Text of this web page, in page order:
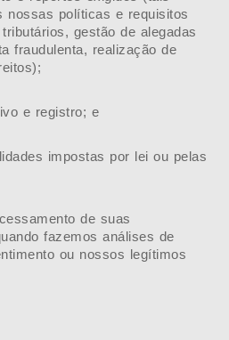
nossas políticas e requisitos
gestão de alegadas
fraudulenta, realização de
e registro; e
impostas por lei ou pelas
de suas
fazemos análises de
ou nossos legítimos